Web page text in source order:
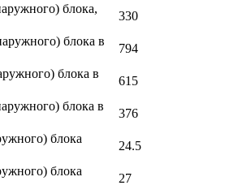
блока,
330
блока в
794
блока в
615
блока в
376
блока
24.5
блока
27